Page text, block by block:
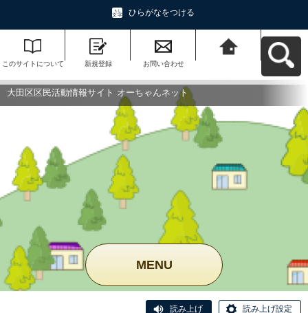
ひらがなをつける
このサイトについて 新規登録 お問い合わせ
ットへ戻る
大田区区民活動情報サイト オーちゃんネット
MENU
読み上げ 読み上げ設定